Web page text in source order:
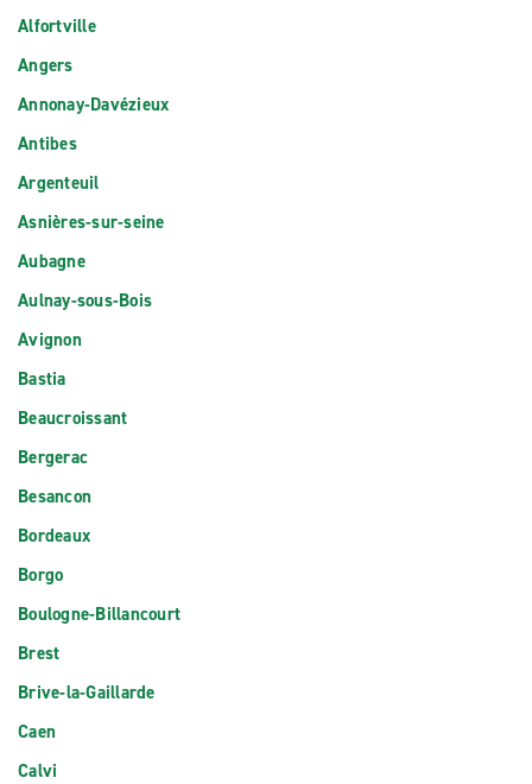
Alfortville
Angers
Annonay-Davézieux
Antibes
Argenteuil
Asnières-sur-seine
Aubagne
Aulnay-sous-Bois
Avignon
Bastia
Beaucroissant
Bergerac
Besancon
Bordeaux
Borgo
Boulogne-Billancourt
Brest
Brive-la-Gaillarde
Caen
Calvi